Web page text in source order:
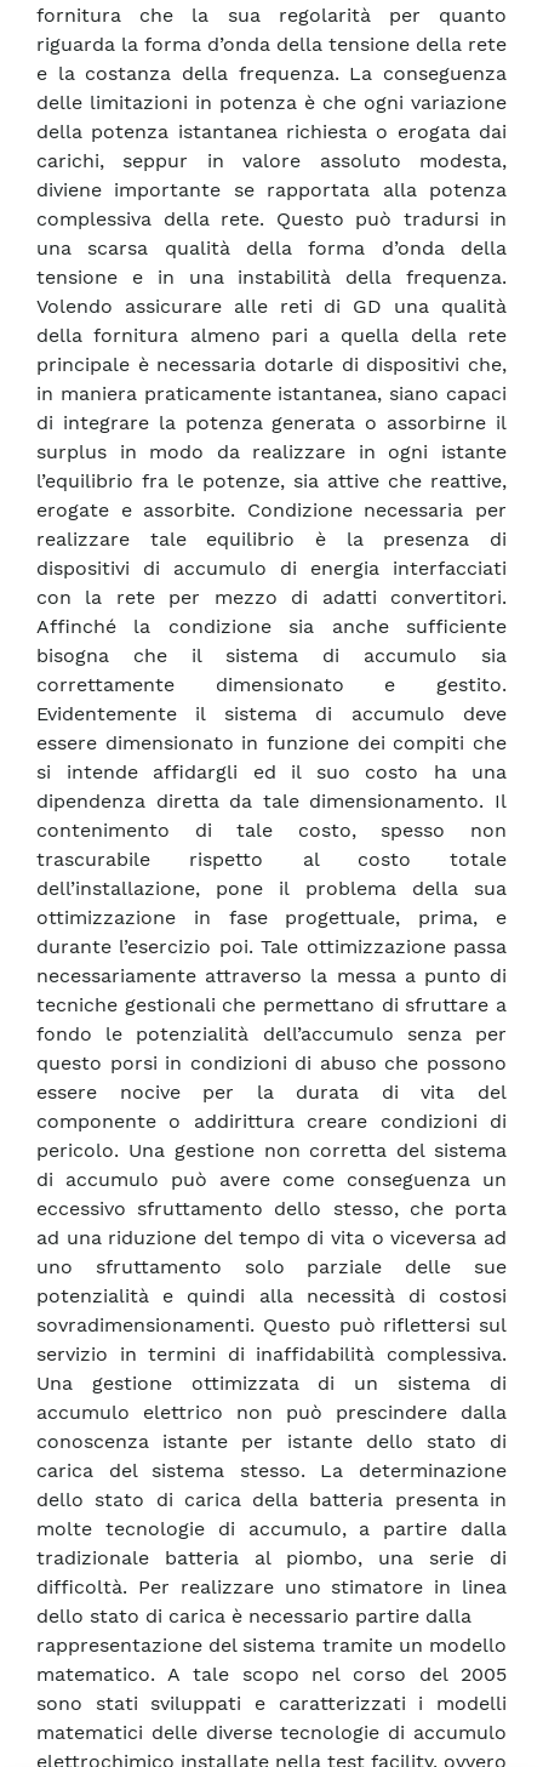
fornitura che la sua regolarità per quanto
riguarda la forma d’onda della tensione della rete
e la costanza della frequenza. La conseguenza
delle limitazioni in potenza è che ogni variazione
della potenza istantanea richiesta o erogata dai
carichi, seppur in valore assoluto modesta,
diviene importante se rapportata alla potenza
complessiva della rete. Questo può tradursi in
una scarsa qualità della forma d’onda della
tensione e in una instabilità della frequenza.
Volendo assicurare alle reti di GD una qualità
della fornitura almeno pari a quella della rete
principale è necessaria dotarle di dispositivi che,
in maniera praticamente istantanea, siano capaci
di integrare la potenza generata o assorbirne il
surplus in modo da realizzare in ogni istante
l’equilibrio fra le potenze, sia attive che reattive,
erogate e assorbite. Condizione necessaria per
realizzare tale equilibrio è la presenza di
dispositivi di accumulo di energia interfacciati
con la rete per mezzo di adatti convertitori.
Affinché la condizione sia anche sufficiente
bisogna che il sistema di accumulo sia
correttamente dimensionato e gestito.
Evidentemente il sistema di accumulo deve
essere dimensionato in funzione dei compiti che
si intende affidargli ed il suo costo ha una
dipendenza diretta da tale dimensionamento. Il
contenimento di tale costo, spesso non
trascurabile rispetto al costo totale
dell’installazione, pone il problema della sua
ottimizzazione in fase progettuale, prima, e
durante l’esercizio poi. Tale ottimizzazione passa
necessariamente attraverso la messa a punto di
tecniche gestionali che permettano di sfruttare a
fondo le potenzialità dell’accumulo senza per
questo porsi in condizioni di abuso che possono
essere nocive per la durata di vita del
componente o addirittura creare condizioni di
pericolo. Una gestione non corretta del sistema
di accumulo può avere come conseguenza un
eccessivo sfruttamento dello stesso, che porta
ad una riduzione del tempo di vita o viceversa ad
uno sfruttamento solo parziale delle sue
potenzialità e quindi alla necessità di costosi
sovradimensionamenti. Questo può riflettersi sul
servizio in termini di inaffidabilità complessiva.
Una gestione ottimizzata di un sistema di
accumulo elettrico non può prescindere dalla
conoscenza istante per istante dello stato di
carica del sistema stesso. La determinazione
dello stato di carica della batteria presenta in
molte tecnologie di accumulo, a partire dalla
tradizionale batteria al piombo, una serie di
difficoltà. Per realizzare uno stimatore in linea
dello stato di carica è necessario partire dalla
rappresentazione del sistema tramite un modello
matematico. A tale scopo nel corso del 2005
sono stati sviluppati e caratterizzati i modelli
matematici delle diverse tecnologie di accumulo
elettrochimico installate nella test facility, ovvero